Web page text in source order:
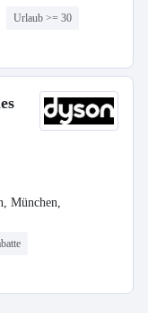
Urlaub >= 30
München,